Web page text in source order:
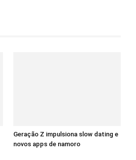
Geração Z impulsiona slow dating e
novos apps de namoro